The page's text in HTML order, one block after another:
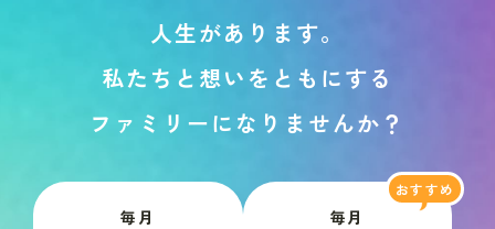
人生があ り ま す。
私た ち と 想い を と も にする
フ ァ ミ リ ーに な り ま せんか ？
毎月 毎月